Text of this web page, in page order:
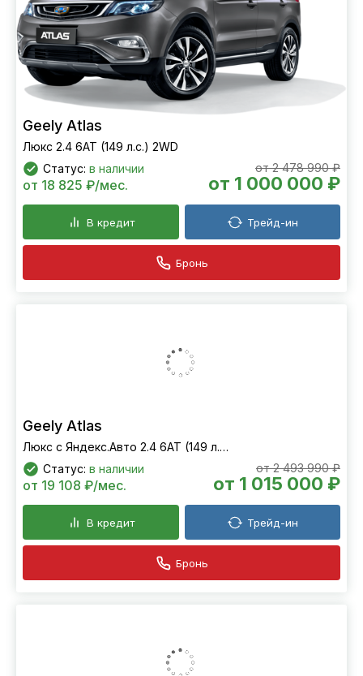
Geely Atlas
Люкс 2.4 6АТ (149 л.с.) 2WD
Статус: в наличии от 2 478 990 ₽
от 1 000 000 ₽
от 18 825 ₽/мес.
В кредит Трейд-ин
Бронь
Geely Atlas
Люкс с Яндекс.Авто 2.4 6АТ (149 л.с.) 2WD
Статус: в наличии от 2 493 990 ₽
от 1 015 000 ₽
от 19 108 ₽/мес.
В кредит Трейд-ин
Бронь